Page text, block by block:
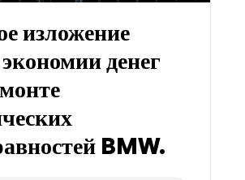
изложение
денег
BMW.